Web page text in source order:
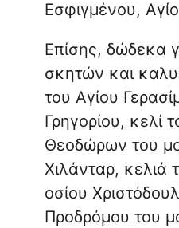
Εσφιγμένου,
Επίσης, δώδεκα
σκητών και
του Αγίου
Γρηγορίου, κελί
Θεοδώρων του
Χιλάνταρ, κελιά
οσίου
Προδρόμου του